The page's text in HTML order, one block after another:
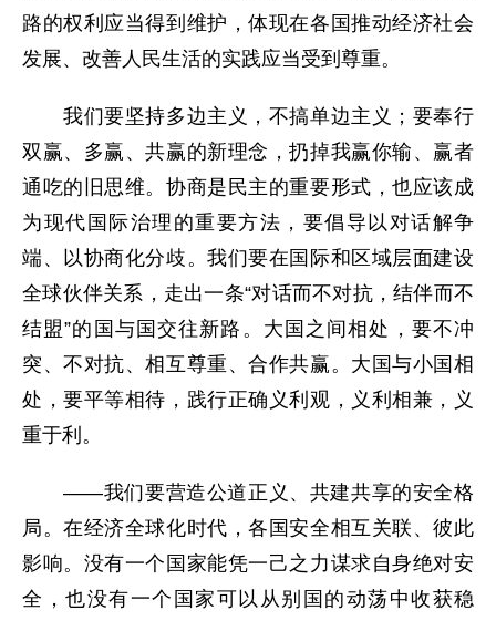
路的权利应当得到维护，体现在各国推动经济社会
发展、改善人民生活的实践应当受到尊重。
我们要坚持多边主义，不搞单边主义；要奉行
双赢、多赢、共赢的新理念，扔掉我赢你输、赢者
通吃的旧思维。协商是民主的重要形式，也应该成
为现代国际治理的重要方法，要倡导以对话解争
端、以协商化分歧。我们要在国际和区域层面建设
全球伙伴关系，走出一条“对话而不对抗，结伴而不
结盟”的国与国交往新路。大国之间相处，要不冲
突、不对抗、相互尊重、合作共赢。大国与小国相
处，要平等相待，践行正确义利观，义利相兼，义
重于利。
——我们要营造公道正义、共建共享的安全格
局。在经济全球化时代，各国安全相互关联、彼此
影响。没有一个国家能凭一己之力谋求自身绝对安
全，也没有一个国家可以从别国的动荡中收获稳